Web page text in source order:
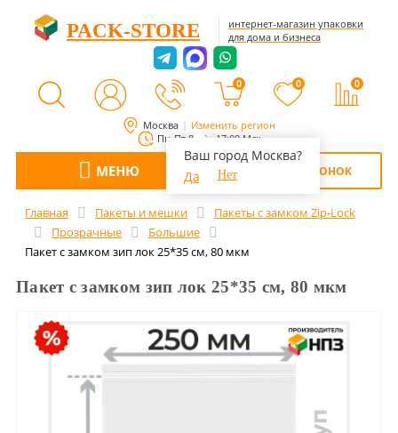
Москва Изменить регион
Ваш город Москва?
Да
Нет
Пн-Пт 8:00 - 17:00 Мск
PACK-STORE
интернет-магазин упаковки
для дома и бизнеса
0 0 0
МЕНЮ ОБРАТНЫЙ ЗВОНОК
Главная Пакеты и мешки
Пакеты с замком Zip-Lock
Прозрачные
Большие
Пакет с замком зип лок 25*35 см, 80 мкм
Пакет с замком зип лок 25*35 см, 80 мкм